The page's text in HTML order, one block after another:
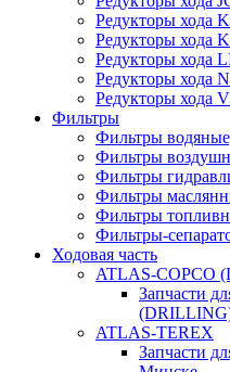
Редукторы хода
Редукторы хода
Редукторы хода
Редукторы хода
Редукторы хода
Фильтры
Фильтры
Фильтры
Фильтры
Фильтры
Фильтры
Фильтры-
Ходовая часть
ATLAS-COPCO
Запчасти
ATLAS-TEREX
Запчасти